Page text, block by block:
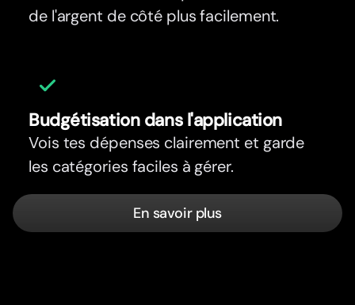
de l'argent de côté plus facilement.
Budgétisation dans l'application
Vois tes dépenses clairement et garde
les catégories faciles à gérer.
En savoir plus